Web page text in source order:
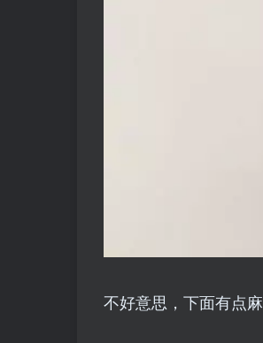
不好意思，下面有点麻